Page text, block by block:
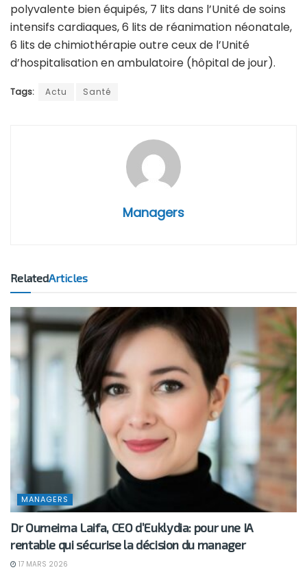
polyvalente bien équipés, 7 lits dans l’Unité de soins
intensifs cardiaques, 6 lits de réanimation néonatale,
6 lits de chimiothérapie outre ceux de l’Unité
d’hospitalisation en ambulatoire (hôpital de jour).
Tags: Actu Santé
Managers
RelatedArticles
MANAGERS
Dr Oumeima Laifa, CEO d’Euklydia: pour une IA
rentable qui sécurise la décision du manager
17 MARS 2026